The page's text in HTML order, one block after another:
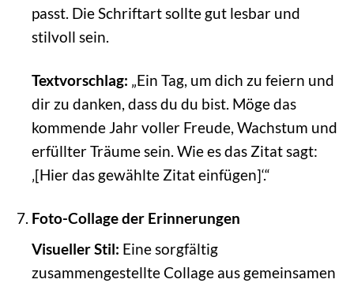
passt. Die Schriftart sollte gut lesbar und
stilvoll sein.
Textvorschlag: „Ein Tag, um dich zu feiern und
dir zu danken, dass du du bist. Möge das
kommende Jahr voller Freude, Wachstum und
erfüllter Träume sein. Wie es das Zitat sagt:
‚[Hier das gewählte Zitat einfügen]‘.“
Foto-Collage der Erinnerungen
Visueller Stil: Eine sorgfältig
zusammengestellte Collage aus gemeinsamen